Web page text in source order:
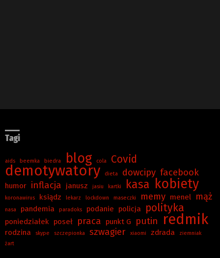
Tagi
aids beemka biedra blog cola Covid
demotywatory dieta dowcipy facebook
humor inflacja janusz jasiu kartki kasa kobiety
koronawirus ksiądz lekarz lockdown maseczki memy menel mąż
nasa pandemia paradoks podanie policja polityka
poniedziałek poseł praca punkt G putin redmik
rodzina skype szczepionka szwagier xiaomi zdrada
ziemniak
żart